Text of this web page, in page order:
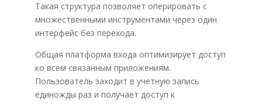
Такая структура позволяет оперировать с
множественными инструментами через один
интерфейс без перехода.
Общая платформа входа оптимизирует доступ
ко всем связанным приложениям.
Пользователь заходит в учетную запись
единожды раз и получает доступ к